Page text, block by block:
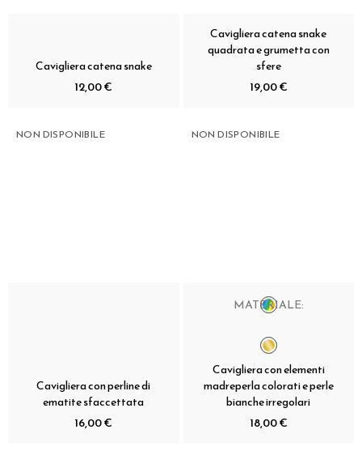
Cavigliera catena snake
12,00 €
Cavigliera catena snake
quadrata e grumetta con
sfere
19,00 €
NON DISPONIBILE
Cavigliera con perline di
ematite sfaccettata
16,00 €
NON DISPONIBILE
MATERIALE:
Cavigliera con elementi
madreperla colorati e perle
bianche irregolari
18,00 €